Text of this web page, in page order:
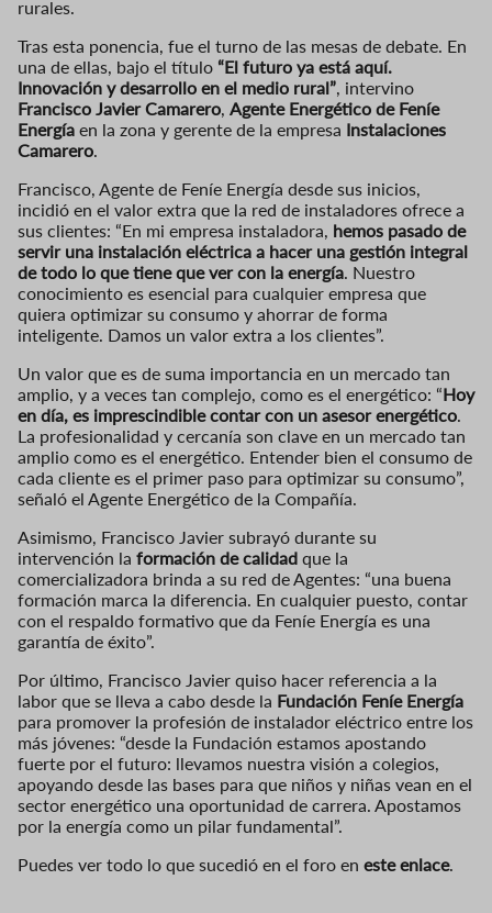
rurales.
Tras esta ponencia, fue el turno de las mesas de debate. En
una de ellas, bajo el título “El futuro ya está aquí.
Innovación y desarrollo en el medio rural” , intervino
Francisco Javier Camarero Agente Energético de Feníe
Energía en la zona y gerente de la empresa Instalaciones
Camarero
Francisco, Agente de Feníe Energía desde sus inicios,
incidió en el valor extra que la red de instaladores ofrece a
sus clientes: “En mi empresa instaladora, hemos pasado de
servir una instalación eléctrica a hacer una gestión integral
de todo lo que tiene que ver con la energía . Nuestro
conocimiento es esencial para cualquier empresa que
quiera optimizar su consumo y ahorrar de forma
inteligente. Damos un valor extra a los clientes”.
Un valor que es de suma importancia en un mercado tan
amplio, y a veces tan complejo, como es el energético: “Hoy
en día, es imprescindible contar con un asesor energético
La profesionalidad y cercanía son clave en un mercado tan
amplio como es el energético. Entender bien el consumo de
cada cliente es el primer paso para optimizar su consumo”,
señaló el Agente Energético de la Compañía.
Asimismo, Francisco Javier subrayó durante su
intervención la formación de calidad que la
comercializadora brinda a su red de Agentes: “una buena
formación marca la diferencia. En cualquier puesto, contar
con el respaldo formativo que da Feníe Energía es una
garantía de éxito”.
Por último, Francisco Javier quiso hacer referencia a la
labor que se lleva a cabo desde la Fundación Feníe Energía
para promover la profesión de instalador eléctrico entre los
más jóvenes: “desde la Fundación estamos apostando
fuerte por el futuro: llevamos nuestra visión a colegios,
apoyando desde las bases para que niños y niñas vean en el
sector energético una oportunidad de carrera. Apostamos
por la energía como un pilar fundamental”.
Puedes ver todo lo que sucedió en el foro en este enlace.